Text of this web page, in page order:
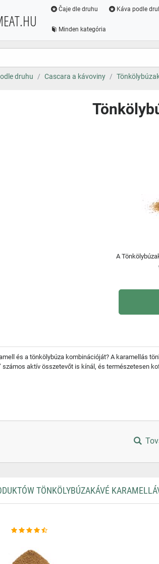
Čaje dle druhu Káva podle
Minden kategória
druhu Cascara a kávoviny
A
és a tönkölybúza kombinációját? A karamellás
számos aktív összetevőt is kínál, és természetesen
TÖNKÖLYBÚZAKÁVÉ